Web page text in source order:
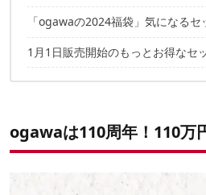
「ogawaの2024福袋」気になるセ
110万円のスペシャルセット！なん
カラーが選べる「選べるハイバッ
一度座ったらとろけちゃう「選べ
「ベッド10台セット」「緊急時備
りなセットも！
お世話になったあの人へ上質な「ギ
1月1日販売開始のもっとお得なセ
ogawaは110周年！110万